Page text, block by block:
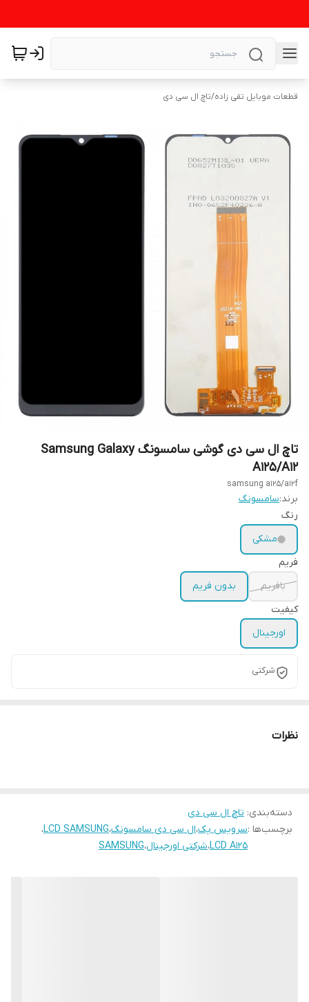
قطعات موبایل تقی زاده/تاچ ال سی دی
تاچ ال سی دی گوشی سامسونگ Samsung Galaxy
A125/A12
samsung a125/a12f
برند:سامسونگ
رنگ
مشکی
فریم
بافریم
بدون فریم
کیفیت
اورجینال
شرکتی
نظرات
دسته‌بندی: تاچ ال سی دی
برچسب‌ها :سرویس پک،ال سی دی سامسونگ،LCD SAMSUNG،
LCD A125،شرکتی اورجینال،SAMSUNG